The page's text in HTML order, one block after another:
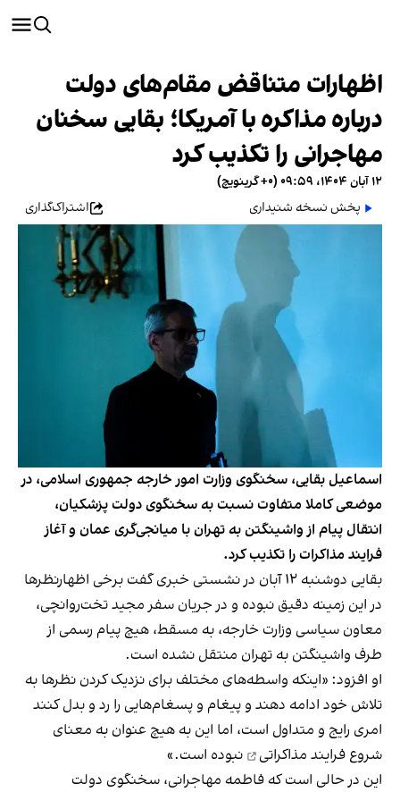
اظهارات متناقض مقام‌های دولت
درباره مذاکره با آمریکا؛ بقایی سخنان
مهاجرانی را تکذیب کرد
۱۲ آبان ۱۴۰۴، ۰۹:۵۹ (‎+۰ گرینویچ)
پخش نسخه شنیداری
اشتراک‌گذاری
اسماعیل بقایی، سخنگوی وزارت امور خارجه جمهوری اسلامی، در
موضعی کاملا متفاوت نسبت به سخنگوی دولت پزشکیان،
انتقال پیام از واشینگتن به تهران با میانجی‌گری عمان و آغاز
فرایند مذاکرات را تکذیب کرد.
بقایی دوشنبه ۱۲ آبان در نشستی خبری گفت برخی اظهارنظرها
در این زمینه دقیق نبوده و در جریان سفر مجید تخت‌روانچی،
معاون سیاسی وزارت خارجه، به مسقط، هیچ پیام رسمی از
طرف واشینگتن به تهران منتقل نشده است.
او افزود: «اینکه واسطه‌های مختلف برای نزدیک کردن نظرها به
تلاش خود ادامه دهند و پیغام و پسغام‌هایی را رد و بدل کنند
امری رایج و متداول است، اما این به هیچ عنوان به معنای
شروع فرایند مذاکراتی
نبوده است.»
این در حالی است که فاطمه مهاجرانی، سخنگوی دولت